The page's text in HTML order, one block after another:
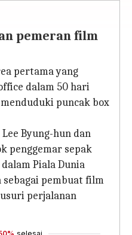
pemeran film
pertama yang
dalam 50 hari
puncak box
Byung-hun dan
penggemar sepak
Piala Dunia
pembuat film
perjalanan